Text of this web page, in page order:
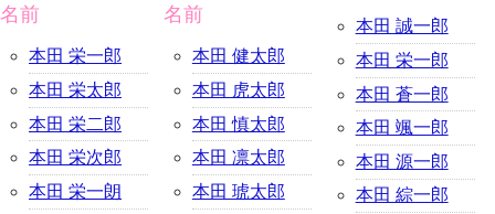
名前
本田 栄一郎
本田 栄太郎
本田 栄二郎
本田 栄次郎
本田 栄一朗
名前
本田 健太郎
本田 虎太郎
本田 慎太郎
本田 凛太郎
本田 琥太郎
本田 誠一郎
本田 栄一郎
本田 蒼一郎
本田 颯一郎
本田 源一郎
本田 綜一郎